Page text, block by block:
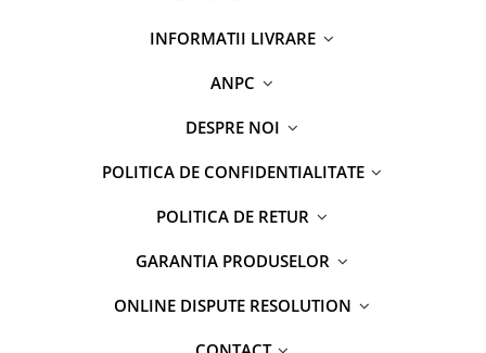
INFORMATII LIVRARE
ANPC
DESPRE NOI
POLITICA DE CONFIDENTIALITATE
POLITICA DE RETUR
GARANTIA PRODUSELOR
ONLINE DISPUTE RESOLUTION